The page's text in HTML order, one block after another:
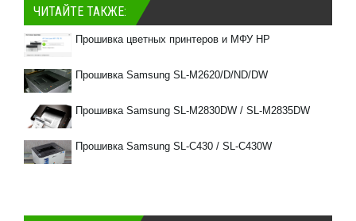
ЧИТАЙТЕ ТАКЖЕ:
Прошивка цветных принтеров и МФУ HP
Прошивка Samsung SL-M2620/D/ND/DW
Прошивка Samsung SL-M2830DW / SL-M2835DW
Прошивка Samsung SL-C430 / SL-C430W